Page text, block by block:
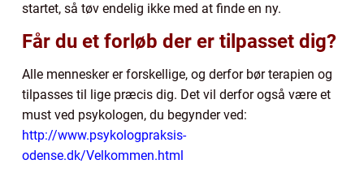
startet, så tøv endelig ikke med at finde en ny.
Får du et forløb der er tilpasset dig?
Alle mennesker er forskellige, og derfor bør terapien og
tilpasses til lige præcis dig. Det vil derfor også være et
must ved psykologen, du begynder ved:
http://www.psykologpraksis-
odense.dk/Velkommen.html